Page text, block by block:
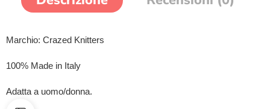
Marchio: Crazed Knitters
100% Made in Italy
Adatta a uomo/donna.